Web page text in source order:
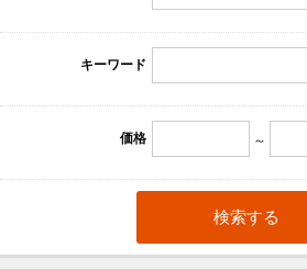
キーワード
価格 ～